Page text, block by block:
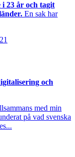
23 år och tagit
En sak har
och
med min
på vad svenska